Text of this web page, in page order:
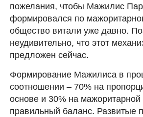
пожелания, чтобы Мажилис
формировался по
общество витали уже давно.
неудивительно, что этот
предложен сейчас.
Формирование Мажилиса в
соотношении – 70% на
основе и 30% на мажоритарной
правильный баланс. Развитые